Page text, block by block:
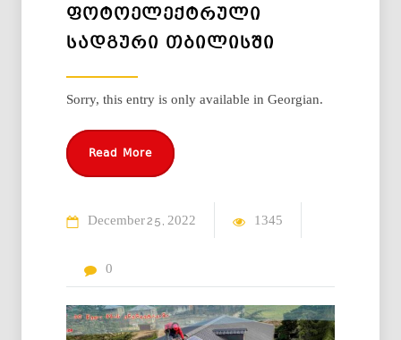
ᲤᲝᲢᲝᲔᲚᲔᲥᲢᲠᲣᲚᲘ
ᲡᲐᲓᲒᲣᲠᲘ ᲗᲑᲘᲚᲘᲡᲨᲘ
Sorry, this entry is only available in Georgian.
Read More
December25 2022 1345
0